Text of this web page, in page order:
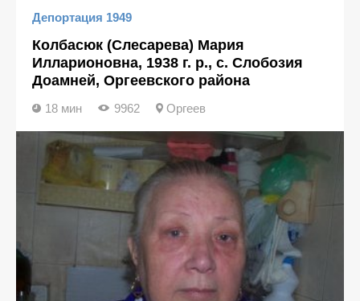
Депортация 1949
Колбасюк (Слесарева) Мария
Илларионовна, 1938 г. р., с. Слобозия
Доамней, Оргеевского района
18 мин 9962 Оргеев